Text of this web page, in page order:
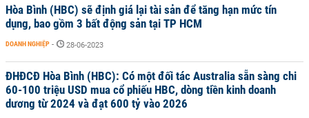
Hòa Bình (HBC) sẽ định giá lại tài sản để tăng hạn mức tín
dụng, bao gồm 3 bất động sản tại TP HCM
DOANH NGHIỆP - 28-06-2023
ĐHĐCĐ Hòa Bình (HBC): Có một đối tác Australia sẵn sàng chi
60-100 triệu USD mua cổ phiếu HBC, dòng tiền kinh doanh
dương từ 2024 và đạt 600 tỷ vào 2026